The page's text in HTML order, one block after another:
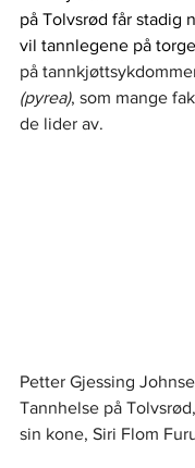
på Tolvsrød får stadig
vil tannlegene på
på
(pyrea), som mange
de lider av.
Petter Gjessing
Tannhelse på
sin kone, Siri Flom